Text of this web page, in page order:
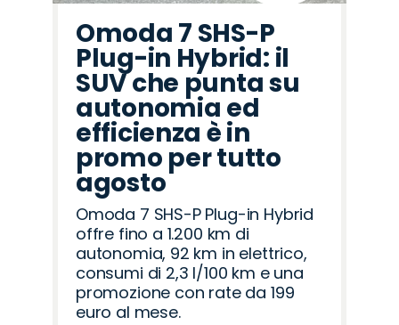
Omoda 7 SHS-P
Plug-in Hybrid: il
SUV che punta su
autonomia ed
efficienza è in
promo per tutto
agosto
Omoda 7 SHS-P Plug-in Hybrid
offre fino a 1.200 km di
autonomia, 92 km in elettrico,
consumi di 2,3 l/100 km e una
promozione con rate da 199
euro al mese.